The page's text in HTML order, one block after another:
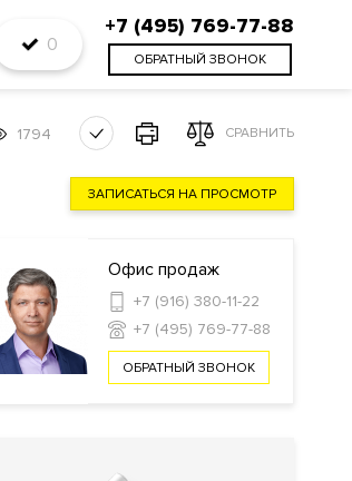
0
+7 (495) 769-77-88
ОБРАТНЫЙ ЗВОНОК
1794 СРАВНИТЬ
ЗАПИСАТЬСЯ НА ПРОСМОТР
Офис продаж
+7 (916) 380-11-22
+7 (495) 769-77-88
ОБРАТНЫЙ ЗВОНОК